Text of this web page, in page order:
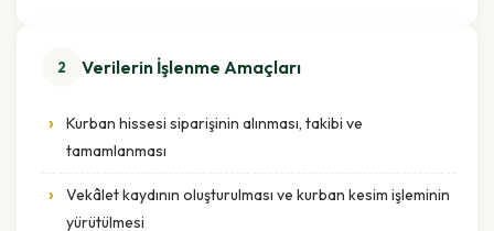
2 Verilerin İşlenme Amaçları
Kurban hissesi siparişinin alınması, takibi ve
tamamlanması
Vekâlet kaydının oluşturulması ve kurban kesim işleminin
yürütülmesi